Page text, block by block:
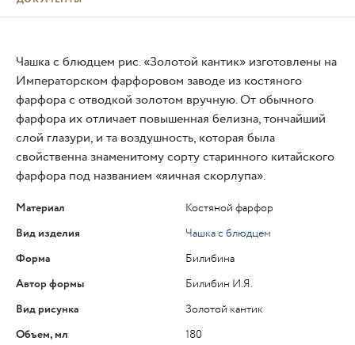
Чашка с блюдцем рис. «Золотой кантик» изготовлены на
Императорском фарфоровом заводе из костяного
фарфора с отводкой золотом вручную. От обычного
фарфора их отличает повышенная белизна, тончайший
слой глазури, и та воздушность, которая была
свойственна знаменитому сорту старинного китайского
фарфора под названием «яичная скорлупа».
Материал
Костяной фарфор
Вид изделия
Чашка с блюдцем
Форма
Билибина
Автор формы
Билибин И.Я.
Вид рисунка
Золотой кантик
Объем, мл
180